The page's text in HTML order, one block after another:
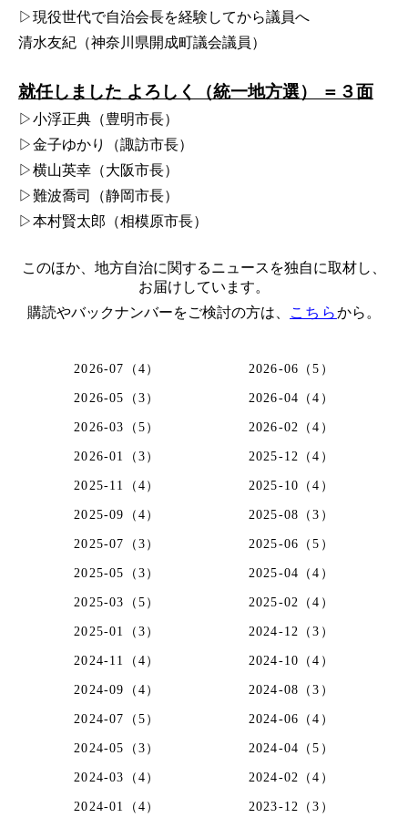
▷現役世代で自治会長を経験してから議員へ
清水友紀（神奈川県開成町議会議員）
就任しました よろしく（統一地方選） ＝３面
▷小浮正典（豊明市長）
▷金子ゆかり（諏訪市長）
▷横山英幸（大阪市長）
▷難波喬司（静岡市長）
▷本村賢太郎（相模原市長）
このほか、地方自治に関するニュースを独自に取材し、
お届けしています。
購読やバックナンバーをご検討の方は、
こちらから。
2026-07（4） 2026-06（5）
2026-05（3） 2026-04（4）
2026-03（5） 2026-02（4）
2026-01（3） 2025-12（4）
2025-11（4） 2025-10（4）
2025-09（4） 2025-08（3）
2025-07（3） 2025-06（5）
2025-05（3） 2025-04（4）
2025-03（5） 2025-02（4）
2025-01（3） 2024-12（3）
2024-11（4） 2024-10（4）
2024-09（4） 2024-08（3）
2024-07（5） 2024-06（4）
2024-05（3） 2024-04（5）
2024-03（4） 2024-02（4）
2024-01（4） 2023-12（3）